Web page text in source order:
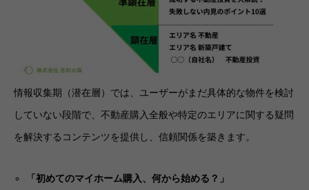
情報収集期（潜在層）では、ユーザーがまだ具体的な物件を検討
していない段階で、不動産購入全般や特定のエリアに関する疑問
を解決するコンテンツを提供し、信頼関係を築きます。
「初めてのマイホーム購入、何から始める？」